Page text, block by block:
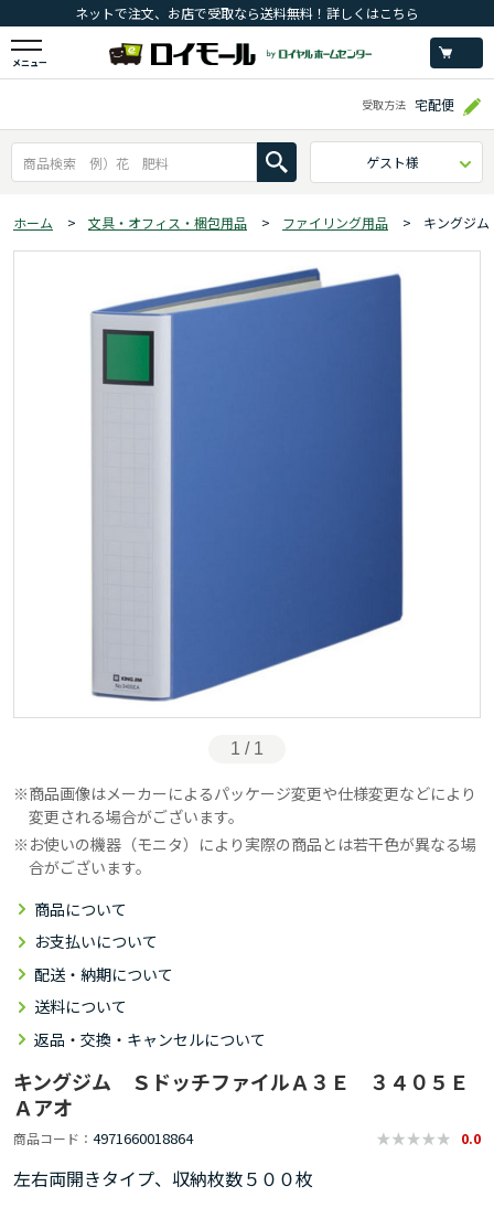
ネットで注文、お店で受取なら送料無料！詳しくはこちら
メニュー
受取方法 宅配便
ゲスト様
ホーム > 文具・オフィス・梱包用品 > ファイリング用品 > キングジ
1 / 1
商品画像はメーカーによるパッケージ変更や仕様変更などにより
変更される場合がございます。
お使いの機器（モニタ）により実際の商品とは若干色が異なる場
合がございます。
商品について
お支払いについて
配送・納期について
送料について
返品・交換・キャンセルについて
キングジム ＳドッチファイルＡ３Ｅ ３４０５Ｅ
Ａアオ
商品コード 4971660018864 0.0
左右両開きタイプ、収納枚数５００枚